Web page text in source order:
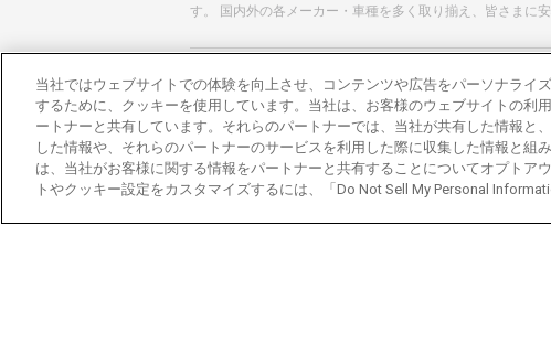
す。 国内外の各メーカー・車種を多く取り揃え、皆さまに
あんしんのクルマ選びはオークネット.jp
オークネット.jpとは？ よくある質
会社概要 利用規約
当社ではウェブサイトでの体験を向上させ、コンテンツや広告をパーソナライ
するために、クッキーを使用しています。当社は、お客様のウェブサイトの利
ートナーと共有しています。それらのパートナーでは、当社が共有した情報と
した情報や、それらのパートナーのサービスを利用した際に収集した情報と組
は、当社がお客様に関する情報をパートナーと共有することについてオプトア
トやクッキー設定をカスタマイズするには、「Do Not Sell My Personal